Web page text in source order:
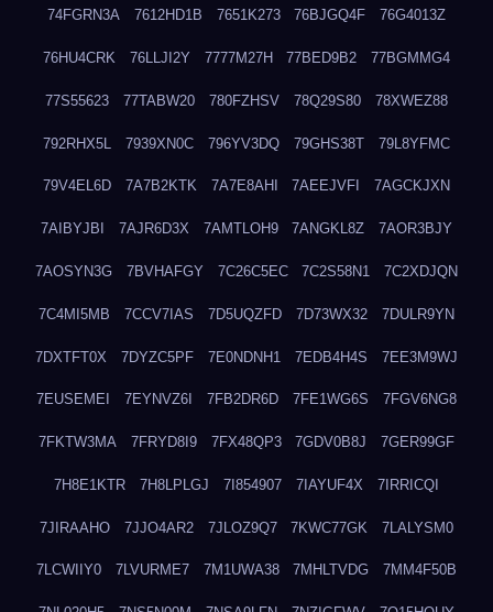
74FGRN3A 7612HD1B 7651K273 76BJGQ4F 76G4013Z
76HU4CRK 76LLJI2Y 7777M27H 77BED9B2 77BGMMG4
77S55623 77TABW20 780FZHSV 78Q29S80 78XWEZ88
792RHX5L 7939XN0C 796YV3DQ 79GHS38T 79L8YFMC
79V4EL6D 7A7B2KTK 7A7E8AHI 7AEEJVFI 7AGCKJXN
7AIBYJBI 7AJR6D3X 7AMTLOH9 7ANGKL8Z 7AOR3BJY
7AOSYN3G 7BVHAFGY 7C26C5EC 7C2S58N1 7C2XDJQN
7C4MI5MB 7CCV7IAS 7D5UQZFD 7D73WX32 7DULR9YN
7DXTFT0X 7DYZC5PF 7E0NDNH1 7EDB4H4S 7EE3M9WJ
7EUSEMEI 7EYNVZ6I 7FB2DR6D 7FE1WG6S 7FGV6NG8
7FKTW3MA 7FRYD8I9 7FX48QP3 7GDV0B8J 7GER99GF
7H8E1KTR 7H8LPLGJ 7I854907 7IAYUF4X 7IRRICQI
7JIRAAHO 7JJO4AR2 7JLOZ9Q7 7KWC77GK 7LALYSM0
7LCWIIY0 7LVURME7 7M1UWA38 7MHLTVDG 7MM4F50B